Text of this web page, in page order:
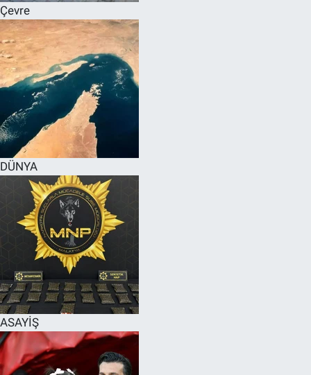
Çevre
DÜNYA
ASAYİŞ